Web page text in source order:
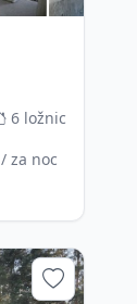
6 ložnic
za noc